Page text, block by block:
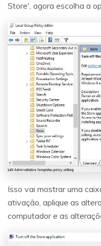
Store', agora escolha a
Isso vai mostrar uma
ativação, aplique as
computador e as